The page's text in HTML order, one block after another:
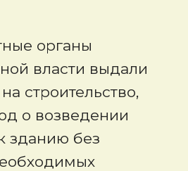
органы
власти выдали
строительство,
о возведении
зданию без